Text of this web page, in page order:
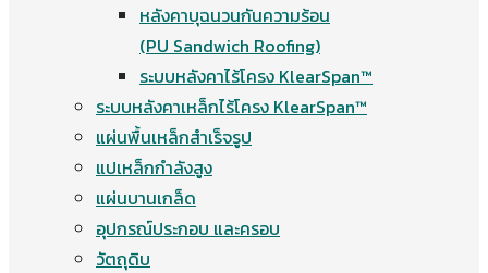
หลังคาบุฉนวนกันความร้อน
(PU Sandwich Roofing)
ระบบหลังคาไร้โครง KlearSpan™
ระบบหลังคาเหล็กไร้โครง KlearSpan™
แผ่นพื้นเหล็กสำเร็จรูป
แปเหล็กกำลังสูง
แผ่นบานเกล็ด
อุปกรณ์ประกอบ และครอบ
วัตถุดิบ